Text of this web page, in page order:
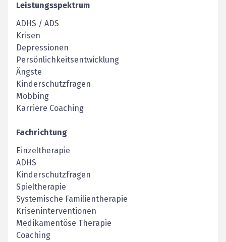
Leistungsspektrum
ADHS / ADS
Krisen
Depressionen
Persönlichkeitsentwicklung
Ängste
Kinderschutzfragen
Mobbing
Karriere Coaching
Fachrichtung
Einzeltherapie
ADHS
Kinderschutzfragen
Spieltherapie
Systemische Familientherapie
Kriseninterventionen
Medikamentöse Therapie
Coaching